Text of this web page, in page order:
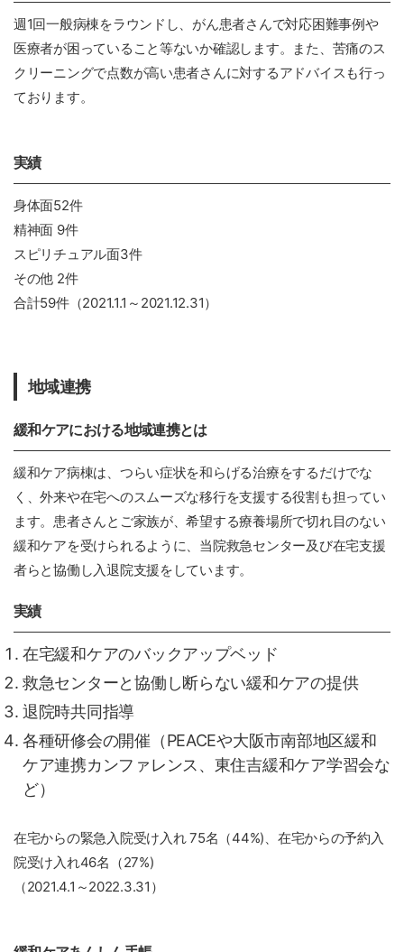
週1回一般病棟をラウンドし、がん患者さんで対応困難事例や
医療者が困っていること等ないか確認します。また、苦痛のス
クリーニングで点数が高い患者さんに対するアドバイスも行っ
ております。
実績
身体面52件
精神面 9件
スピリチュアル面3件
その他 2件
合計59件（2021.1.1～2021.12.31）
地域連携
緩和ケアにおける地域連携とは
緩和ケア病棟は、つらい症状を和らげる治療をするだけでな
く、外来や在宅へのスムーズな移行を支援する役割も担ってい
ます。患者さんとご家族が、希望する療養場所で切れ目のない
緩和ケアを受けられるように、当院救急センター及び在宅支援
者らと協働し入退院支援をしています。
実績
在宅緩和ケアのバックアップベッド
救急センターと協働し断らない緩和ケアの提供
退院時共同指導
各種研修会の開催（PEACEや大阪市南部地区緩和
ケア連携カンファレンス、東住吉緩和ケア学習会な
ど）
在宅からの緊急入院受け入れ 75名（44%)、在宅からの予約入
院受け入れ46名（27%)
（2021.4.1～2022.3.31）